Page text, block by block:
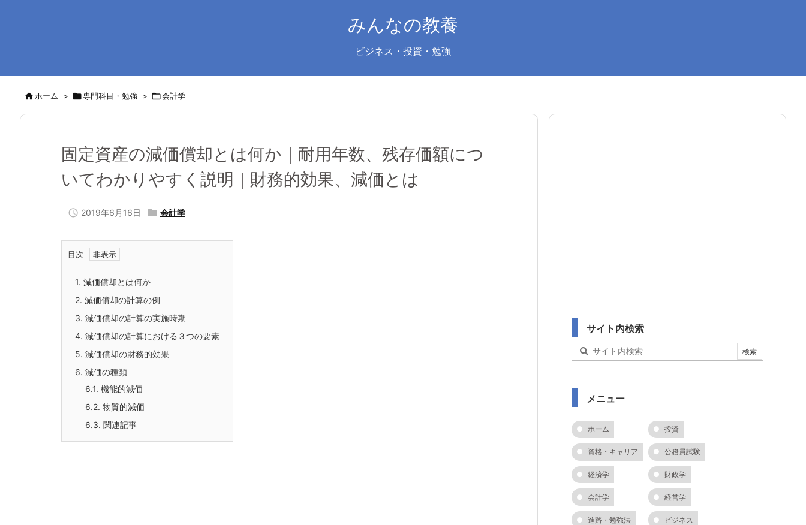
みんなの教養
ビジネス・投資・勉強
ホーム > 専門科目・勉強 > 会計学
固定資産の減価償却とは何か｜耐用年数、残存価額につ
いてわかりやすく説明｜財務的効果、減価とは
 2019年6月16日  会計学
目次
1. 減価償却とは何か
2. 減価償却の計算の例
3. 減価償却の計算の実施時期
4. 減価償却の計算における３つの要素
5. 減価償却の財務的効果
6. 減価の種類
6.1. 機能的減価
6.2. 物質的減価
6.3. 関連記事
サイト内検索
メニュー
ホーム 投資
資格・キャリア 公務員試験
経済学 財政学
会計学 経営学
進路・勉強法 ビジネス